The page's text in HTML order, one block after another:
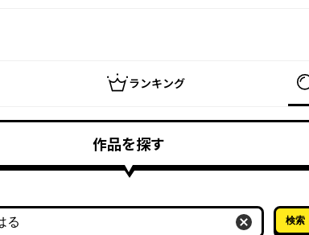
ランキング
作品を探す
家名で探す
検索